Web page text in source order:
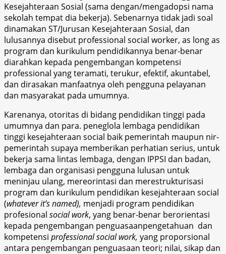
Kesejahteraan Sosial (sama dengan/mengadopsi nama
sekolah tempat dia bekerja). Sebenarnya tidak jadi soal
dinamakan ST/Jurusan Kesejahteraan Sosial, dan
lulusannya disebut professional social worker, as long as
program dan kurikulum pendidikannya benar-benar
diarahkan kepada pengembangan kompetensi
professional yang teramati, terukur, efektif, akuntabel,
dan dirasakan manfaatnya oleh pengguna pelayanan
dan masyarakat pada umumnya.
Karenanya, otoritas di bidang pendidikan tinggi pada
umumnya dan para. peneglola lembaga pendidikan
tinggi kesejahteraan social baik pemerintah maupun nir-
pemerintah supaya memberikan perhatian serius, untuk
bekerja sama lintas lembaga, dengan IPPSI dan badan,
lembaga dan organisasi pengguna lulusan untuk
meninjau ulang, mereorintasi dan merestrukturisasi
program dan kurikulum pendidikan kesejahteraan social
(whatever it’s named), menjadi program pendidikan
profesional social work, yang benar-benar berorientasi
kepada pengembangan penguasaanpengetahuan dan
kompetensi professional social work, yang proporsional
antara pengembangan penguasaan teori; nilai, sikap dan